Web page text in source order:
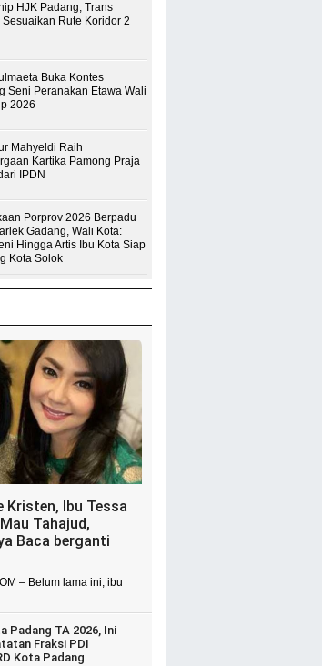
HJK Padang, Trans
Sesuaikan Rute Koridor 2
Buka Kontes
Seni Peranakan Etawa Wali
2026
Mahyeldi Raih
Kartika Pamong Praja
IPDN
Porprov 2026 Berpadu
Gadang, Wali Kota:
Hingga Artis Ibu Kota Siap
Kota Solok
Kristen, Ibu Tessa
Tahajud,
Baca berganti
– Belum lama ini, ibu
Padang TA 2026, Ini
Fraksi PDI
Kota Padang